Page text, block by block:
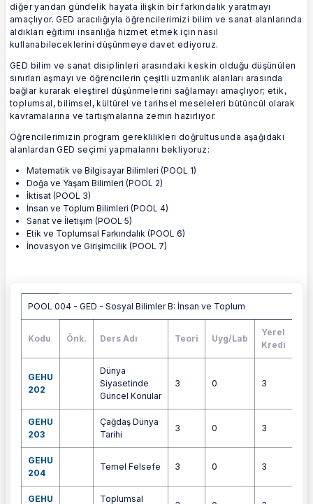
diğer yandan gündelik hayata ilişkin bir farkındalık yaratmayı
amaçlıyor. GED aracılığıyla öğrencilerimizi bilim ve sanat alanlarında
aldıkları eğitimi insanlığa hizmet etmek için nasıl
kullanabileceklerini düşünmeye davet ediyoruz.
GED bilim ve sanat disiplinleri arasındaki keskin olduğu düşünülen
sınırları aşmayı ve öğrencilerin çeşitli uzmanlık alanları arasında
bağlar kurarak eleştirel düşünmelerini sağlamayı amaçlıyor; etik,
toplumsal, bilimsel, kültürel ve tarihsel meseleleri bütüncül olarak
kavramalarına ve tartışmalarına zemin hazırlıyor.
Öğrencilerimizin program gereklilikleri doğrultusunda aşağıdaki
alanlardan GED seçimi yapmalarını bekliyoruz:
Matematik ve Bilgisayar Bilimleri (POOL 1)
Doğa ve Yaşam Bilimleri (POOL 2)
İktisat (POOL 3)
İnsan ve Toplum Bilimleri (POOL 4)
Sanat ve İletişim (POOL 5)
Etik ve Toplumsal Farkındalık (POOL 6)
İnovasyon ve Girişimcilik (POOL 7)
Havuza bağlı dersler tablosu
POOL 004 - GED - Sosyal Bilimler B: İnsan ve Toplum
Kodu Önk. Ders Adı Teori Uyg/Lab
Yerel
Kredi
GEHU
202
Dünya
Siyasetinde
Güncel Konular
3 0 3
GEHU
203
Çağdaş Dünya
Tarihi
3 0 3
GEHU
204
Temel Felsefe 3 0 3
GEHU
Toplumsal